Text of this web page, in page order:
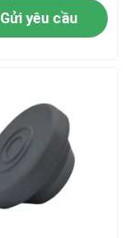
Gửi yêu cầu